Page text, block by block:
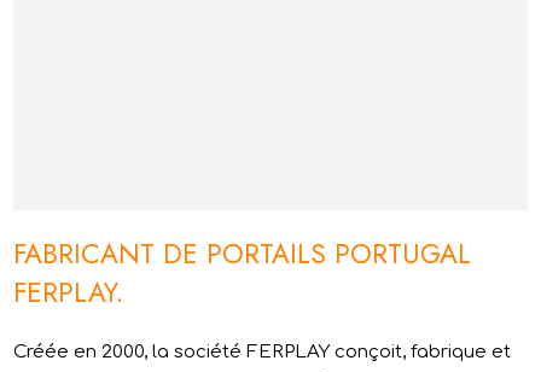
FABRICANT DE PORTAILS PORTUGAL
FERPLAY.
Créée en 2000, la société FERPLAY conçoit, fabrique et